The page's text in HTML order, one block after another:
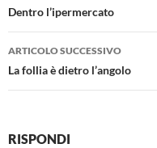
articolo
Dentro l’ipermercato
ARTICOLO SUCCESSIVO
La follia è dietro l’angolo
RISPONDI